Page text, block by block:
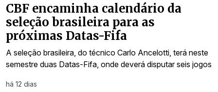
CBF encaminha calendário da
seleção brasileira para as
próximas Datas-Fifa
A seleção brasileira, do técnico Carlo Ancelotti, terá neste
semestre duas Datas-Fifa, onde deverá disputar seis jogos
há 12 dias